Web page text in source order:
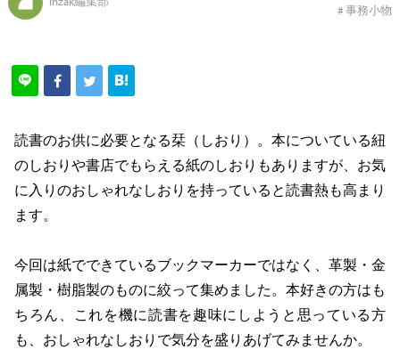
#事務小物
読書のお供に必要となる栞（しおり）。本についている紐
のしおりや書店でもらえる紙のしおりもありますが、お気
に入りのおしゃれなしおりを持っていると読書熱も高まり
ます。
今回は紙でできているブックマーカーではなく、革製・金
属製・樹脂製のものに絞って集めました。本好きの方はも
ちろん、これを機に読書を趣味にしようと思っている方
も、おしゃれなしおりで気分を盛りあげてみませんか。